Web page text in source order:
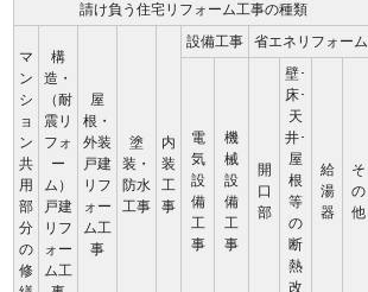
請け負う住宅リフォーム工事の種類
マ
ン
シ
ョ
ン
共
用
部
分
の
修
構
造・
（耐
震リ
フォ
ー
ム）
戸建
リフ
ォー
ム工
屋
根・
外装
戸建
リフ
ォー
ム工
事
塗
装・
防水
工事
内
装
工
事
設備工事 省エネリフォーム
電
気
設
備
工
事
機
械
設
備
工
事
開
口
部
壁･
床･
天
井･
屋
根
等
の
断
熱
改
給
湯
器
そ
の
他